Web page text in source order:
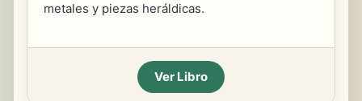
metales y piezas heráldicas.
Ver Libro